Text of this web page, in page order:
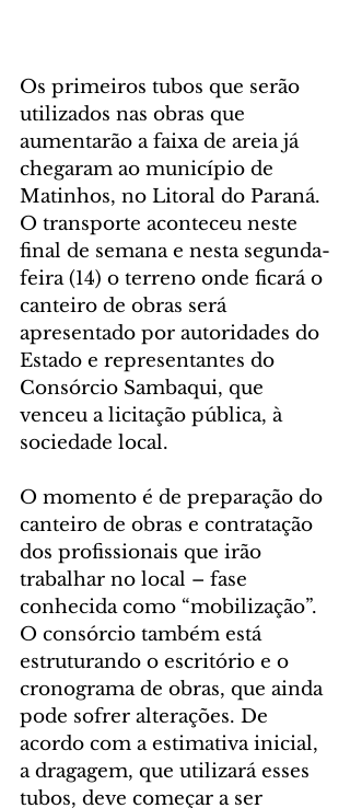
Os primeiros tubos que serão
utilizados nas obras que
aumentarão a faixa de areia já
chegaram ao município de
Matinhos, no Litoral do Paraná.
O transporte aconteceu neste
final de semana e nesta segunda-
feira (14) o terreno onde ficará o
canteiro de obras será
apresentado por autoridades do
Estado e representantes do
Consórcio Sambaqui, que
venceu a licitação pública, à
sociedade local.
O momento é de preparação do
canteiro de obras e contratação
dos profissionais que irão
trabalhar no local – fase
conhecida como “mobilização”.
O consórcio também está
estruturando o escritório e o
cronograma de obras, que ainda
pode sofrer alterações. De
acordo com a estimativa inicial,
a dragagem, que utilizará esses
tubos, deve começar a ser